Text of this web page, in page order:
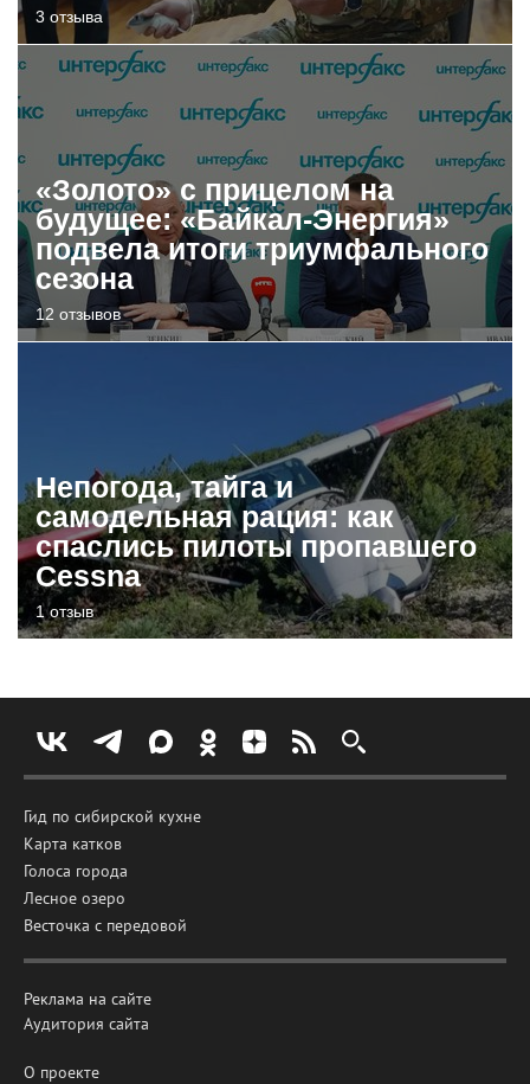
3 отзыва
«Золото» с прицелом на
будущее: «Байкал-Энергия»
подвела итоги триумфального
сезона
12 отзывов
Непогода, тайга и
самодельная рация: как
спаслись пилоты пропавшего
Cessna
1 отзыв
Гид по сибирской кухне
Карта катков
Голоса города
Лесное озеро
Весточка с передовой
Реклама на сайте
Аудитория сайта
О проекте